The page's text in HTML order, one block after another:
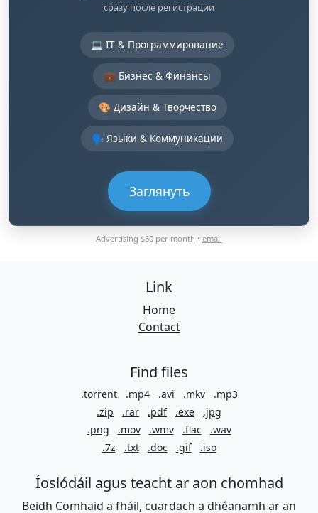
сразу после регистрации
💻 IT & Программирование
💼 Бизнес & Финансы
🎨 Дизайн & Творчество
🗣️ Языки & Коммуникации
Заглянуть
Advertising $50 per month • email
Link
Home
Contact
Find files
.torrent .mp4 .avi .mkv
.mp3
.zip
.rar .pdf .exe
.jpg
.png
.mov .wmv .flac
.wav
.7z
.txt .doc .gif .iso
Íoslódáil agus teacht ar aon chomhad
Beidh Comhaid a fháil, cuardach a dhéanamh ar an